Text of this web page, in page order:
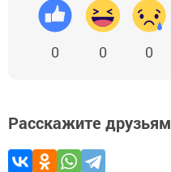
0 0 0
Расскажите друзьям